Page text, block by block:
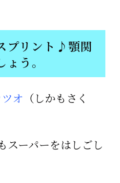
プリント♪顎関
う。
オ （しかもさく
スーパーをはしごし